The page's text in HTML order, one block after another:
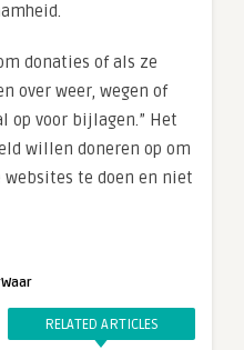
donaties of als ze
over weer, wegen of
op voor bijlagen.” Het
willen doneren op om
te doen en niet
RELATED ARTICLES